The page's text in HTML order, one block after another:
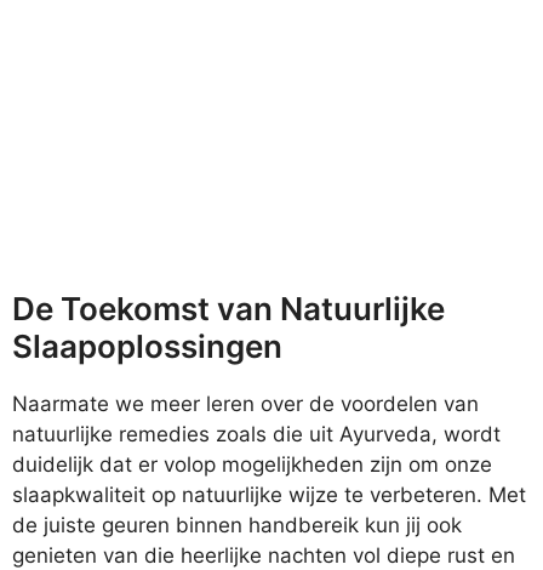
De Toekomst van Natuurlijke
Slaapoplossingen
Naarmate we meer leren over de voordelen van
natuurlijke remedies zoals die uit Ayurveda, wordt
duidelijk dat er volop mogelijkheden zijn om onze
slaapkwaliteit op natuurlijke wijze te verbeteren. Met
de juiste geuren binnen handbereik kun jij ook
genieten van die heerlijke nachten vol diepe rust en